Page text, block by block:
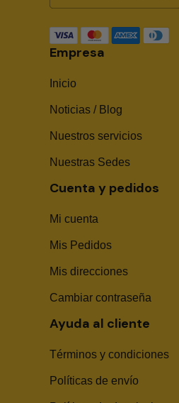
Empresa
Inicio
Noticias / Blog
Nuestros servicios
Nuestras Sedes
Cuenta y pedidos
Mi cuenta
Mis Pedidos
Mis direcciones
Cambiar contraseña
Ayuda al cliente
Términos y condiciones
Políticas de envío
Sika Center AI